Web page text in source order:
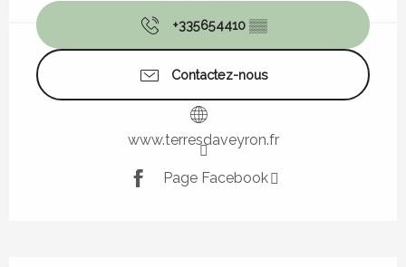
+335654410 ▒▒
Contactez-nous
www.terresdaveyron.fr
Page Facebook